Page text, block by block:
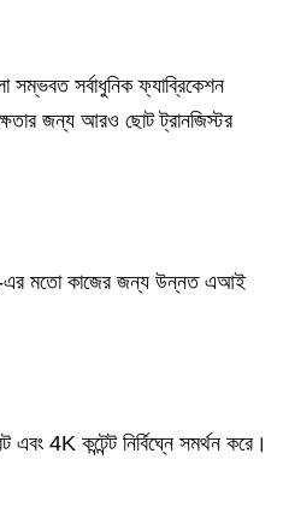
সম্ভবত সর্বাধুনিক ফ্যাব্রিকেশন
জন্য আরও ছোট ট্রানজিস্টর
এর মতো কাজের জন্য উন্নত এআই
4K কন্টেন্ট নির্বিঘ্নে সমর্থন করে।